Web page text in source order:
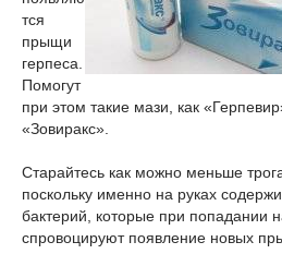
тся
прыщи
герпеса.
Помогут
при этом такие мази, как
«Зовиракс».
Старайтесь как можно меньше
поскольку именно на руках
бактерий, которые при попадании
спровоцируют появление новых